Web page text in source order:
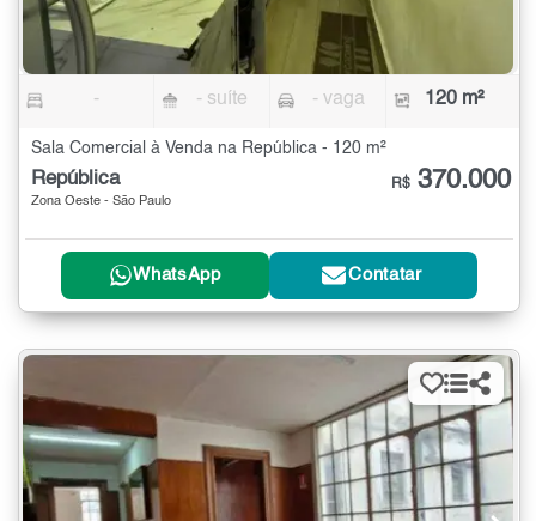
- - suíte - vaga 120 m²
Sala Comercial à Venda na República - 120 m²
República
Zona Oeste - São Paulo
R$ 370.000
WhatsApp Contatar